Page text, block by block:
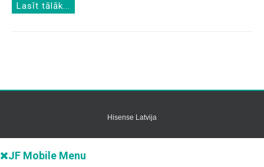
Lasīt tālāk...
Hisense Latvija
JF Mobile Menu